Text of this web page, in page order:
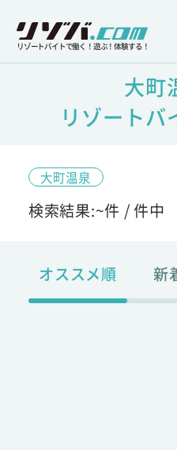
リゾートバイトで働く！遊ぶ！体験する！
大町
リゾートバ
大町温泉
検索結果:~件 /件中
オススメ順 新